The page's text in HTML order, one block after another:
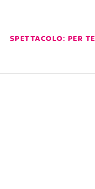
SPETTACOLO: PER TE